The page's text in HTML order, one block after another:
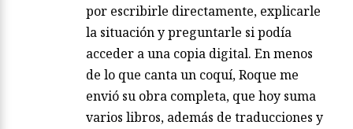
por escribirle directamente, explicarle
la situación y preguntarle si podía
acceder a una copia digital. En menos
de lo que canta un coquí, Roque me
envió su obra completa, que hoy suma
varios libros, además de traducciones y